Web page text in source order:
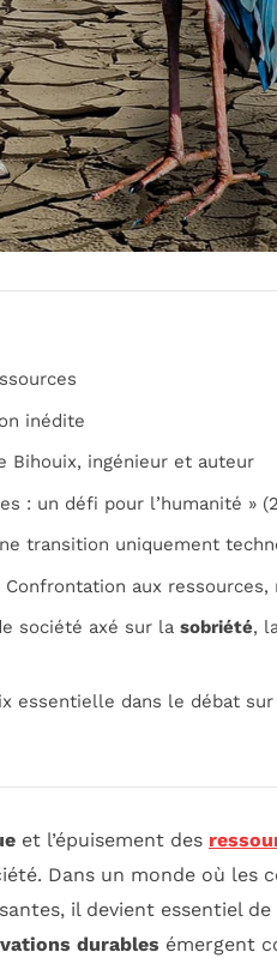
inédite
Bihouix, ingénieur et auteur
: un défi pour l’humanité »
transition uniquement
Confrontation aux
société axé sur la sobriété,
essentielle dans le débat
et l’épuisement des
Dans un monde où les
il devient essentiel
durables émergent